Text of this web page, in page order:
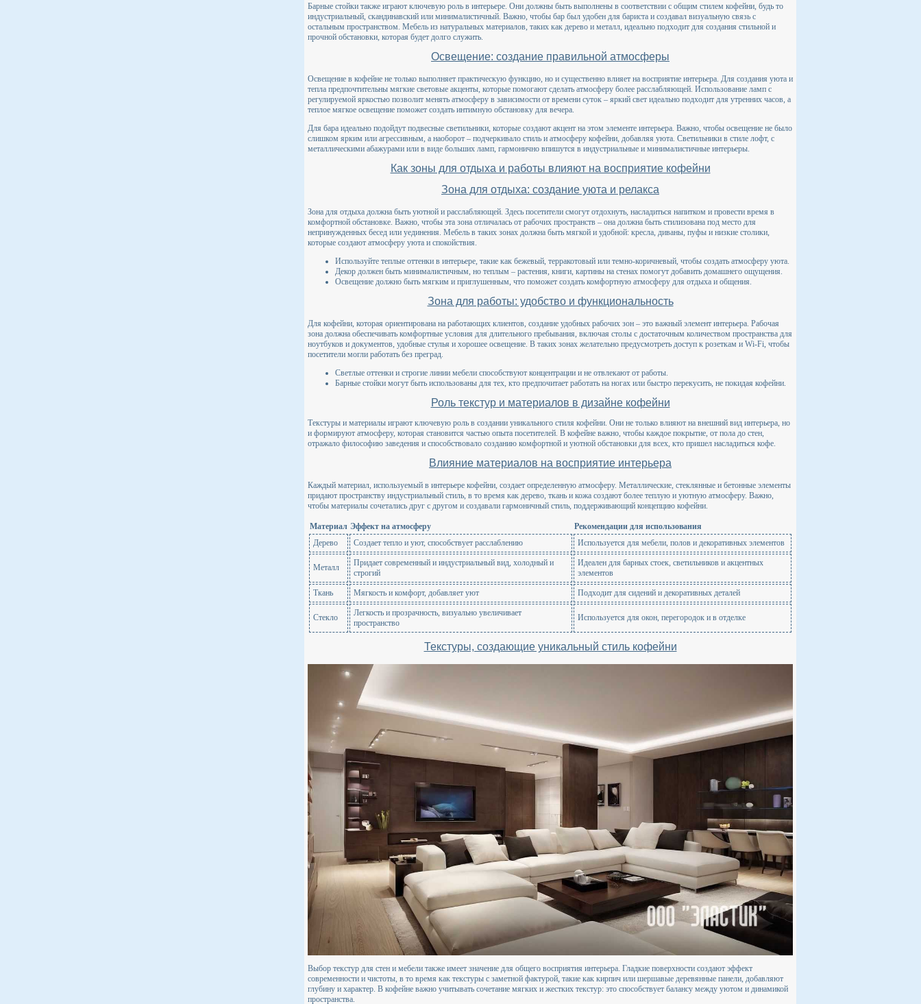
Барные стойки также играют ключевую роль в интерьере. Они должны быть выполнены в соответствии с общим стилем кофейни, будь то
индустриальный, скандинавский или минималистичный. Важно, чтобы бар был удобен для бариста и создавал визуальную связь с
остальным пространством. Мебель из натуральных материалов, таких как дерево и металл, идеально подходит для создания стильной и
прочной обстановки, которая будет долго служить.
Освещение: создание правильной атмосферы
Освещение в кофейне не только выполняет практическую функцию, но и существенно влияет на восприятие интерьера. Для создания уюта и
тепла предпочтительны мягкие световые акценты, которые помогают сделать атмосферу более расслабляющей. Использование ламп с
регулируемой яркостью позволит менять атмосферу в зависимости от времени суток – яркий свет идеально подходит для утренних часов, а
теплое мягкое освещение поможет создать интимную обстановку для вечера.
Для бара идеально подойдут подвесные светильники, которые создают акцент на этом элементе интерьера. Важно, чтобы освещение не было
слишком ярким или агрессивным, а наоборот – подчеркивало стиль и атмосферу кофейни, добавляя уюта. Светильники в стиле лофт, с
металлическими абажурами или в виде больших ламп, гармонично впишутся в индустриальные и минималистичные интерьеры.
Как зоны для отдыха и работы влияют на восприятие кофейни
Зона для отдыха: создание уюта и релакса
Зона для отдыха должна быть уютной и расслабляющей. Здесь посетители смогут отдохнуть, насладиться напитком и провести время в
комфортной обстановке. Важно, чтобы эта зона отличалась от рабочих пространств – она должна быть стилизована под место для
непринужденных бесед или уединения. Мебель в таких зонах должна быть мягкой и удобной: кресла, диваны, пуфы и низкие столики,
которые создают атмосферу уюта и спокойствия.
Используйте теплые оттенки в интерьере, такие как бежевый, терракотовый или темно-коричневый, чтобы создать атмосферу уюта.
Декор должен быть минималистичным, но теплым – растения, книги, картины на стенах помогут добавить домашнего ощущения.
Освещение должно быть мягким и приглушенным, что поможет создать комфортную атмосферу для отдыха и общения.
Зона для работы: удобство и функциональность
Для кофейни, которая ориентирована на работающих клиентов, создание удобных рабочих зон – это важный элемент интерьера. Рабочая
зона должна обеспечивать комфортные условия для длительного пребывания, включая столы с достаточным количеством пространства для
ноутбуков и документов, удобные стулья и хорошее освещение. В таких зонах желательно предусмотреть доступ к розеткам и Wi-Fi, чтобы
посетители могли работать без преград.
Светлые оттенки и строгие линии мебели способствуют концентрации и не отвлекают от работы.
Барные стойки могут быть использованы для тех, кто предпочитает работать на ногах или быстро перекусить, не покидая кофейни.
Роль текстур и материалов в дизайне кофейни
Текстуры и материалы играют ключевую роль в создании уникального стиля кофейни. Они не только влияют на внешний вид интерьера, но
и формируют атмосферу, которая становится частью опыта посетителей. В кофейне важно, чтобы каждое покрытие, от пола до стен,
отражало философию заведения и способствовало созданию комфортной и уютной обстановки для всех, кто пришел насладиться кофе.
Влияние материалов на восприятие интерьера
Каждый материал, используемый в интерьере кофейни, создает определенную атмосферу. Металлические, стеклянные и бетонные элементы
придают пространству индустриальный стиль, в то время как дерево, ткань и кожа создают более теплую и уютную атмосферу. Важно,
чтобы материалы сочетались друг с другом и создавали гармоничный стиль, поддерживающий концепцию кофейни.
Материал Эффект на атмосферу
Рекомендации для использования
Дерево
Создает тепло и уют, способствует расслаблению Используется для мебели, полов и декоративных элементов
Металл
Придает современный и индустриальный вид, холодный и
строгий
Идеален для барных стоек, светильников и акцентных
элементов
Ткань Мягкость и комфорт, добавляет уют Подходит для сидений и декоративных деталей
Стекло
Легкость и прозрачность, визуально увеличивает
пространство
Используется для окон, перегородок и в отделке
Текстуры, создающие уникальный стиль кофейни
Выбор текстур для стен и мебели также имеет значение для общего восприятия интерьера. Гладкие поверхности создают эффект
современности и чистоты, в то время как текстуры с заметной фактурой, такие как кирпич или шершавые деревянные панели, добавляют
глубину и характер. В кофейне важно учитывать сочетание мягких и жестких текстур: это способствует балансу между уютом и динамикой
пространства.